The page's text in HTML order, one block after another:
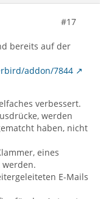
#17
bereits auf der
addon/7844
verbessert.
werden
haben, nicht
eines
E-Mails